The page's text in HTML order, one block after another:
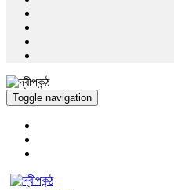
Toggle navigation